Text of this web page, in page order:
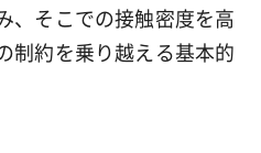
、そこでの接触密度を高
制約を乗り越える基本的